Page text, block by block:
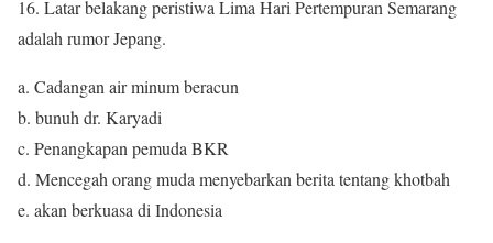
16. Latar belakang peristiwa Lima Hari Pertempuran Semarang
adalah rumor Jepang.
a. Cadangan air minum beracun
b. bunuh dr. Karyadi
c. Penangkapan pemuda BKR
d. Mencegah orang muda menyebarkan berita tentang khotbah
e. akan berkuasa di Indonesia